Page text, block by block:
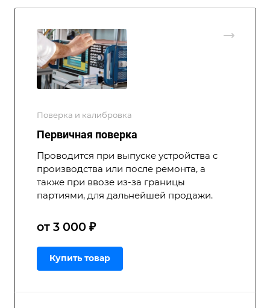
Поверка и калибровка
Первичная поверка
Проводится при выпуске устройства с
производства или после ремонта, а
также при ввозе из-за границы
партиями, для дальнейшей продажи.
от 3 000 ₽
Купить товар